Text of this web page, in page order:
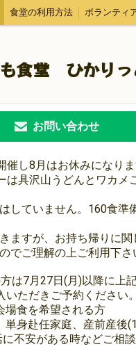
食堂の利用方法 ボランティ
食堂 ひかりっ
お問い合わせ
し8月はお休みになりま
は具沢山うどんとワカメ
していません。160食準
ますが、お持ち帰りに
でご理解の上ご利用下さ
は7月27日(月)以降に上
ただきご予約ください。
場食を希望される方
身赴任家庭、産前産後(1
不安がある時などご相